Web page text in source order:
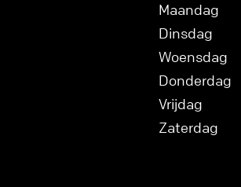
Maandag
Dinsdag
Woensdag
Donderdag
Vrijdag
Zaterdag